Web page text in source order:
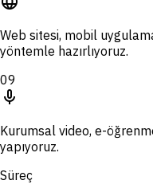
Web sitesi, mobil
yöntemle hazırlıyoruz.
09
mic
Kurumsal video, e-
yapıyoruz.
Süreç